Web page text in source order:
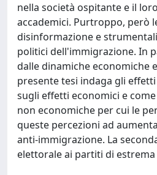
nella società ospitante e il
accademici. Purtroppo, però
disinformazione e
politici dell'immigrazione. In
dalle dinamiche economiche
presente tesi indaga gli
sugli effetti economici e
non economiche per cui le
queste percezioni ad
anti-immigrazione. La
elettorale ai partiti di estrema